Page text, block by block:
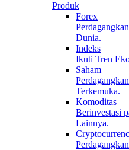
Produk
Forex
Dunia.
Indeks
Ikuti Tren
Saham
Terkemuka.
Komoditas
Berinvestasi
Lainnya.